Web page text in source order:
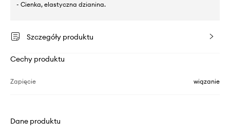
- Cienka, elastyczna dzianina.
Szczegóły produktu
Cechy produktu
Zapięcie wiązanie
Dane produktu